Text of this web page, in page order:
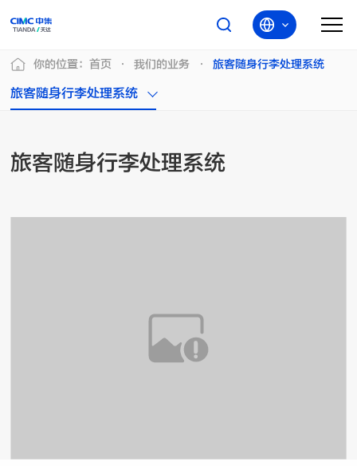
旅客随身行李处理系统
你的位置：首页 我们的业务 旅客随身行李处理系统
旅客随身行李处理系统